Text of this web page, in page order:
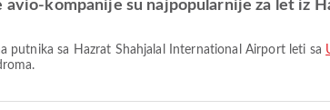
avio-kompanije su najpopularnije za let iz
putnika sa Hazrat Shahjalal International Airport leti sa